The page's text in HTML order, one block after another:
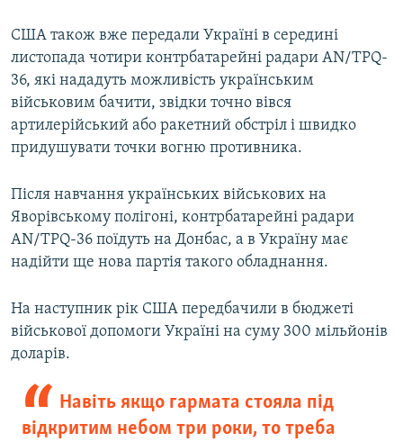
США також вже передали Україні в середині
листопада чотири контрбатарейні радари AN/TPQ-
36, які нададуть можливість українським
військовим бачити, звідки точно вівся
артилерійський або ракетний обстріл і швидко
придушувати точки вогню противника.
Після навчання українських військових на
Яворівському полігоні, контрбатарейні радари
AN/TPQ-36 поїдуть на Донбас, а в Україну має
надійти ще нова партія такого обладнання.
На наступник рік США передбачили в бюджеті
військової допомоги Україні на суму 300 мільйонів
доларів.
Навіть якщо гармата стояла під
відкритим небом три роки, то треба